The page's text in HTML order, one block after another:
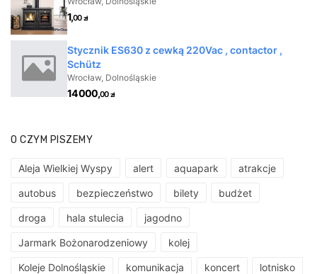
O CZYM PISZEMY
Aleja Wielkiej Wyspy alert aquapark atrakcje
autobus bezpieczeństwo bilety budżet
droga hala stulecia jagodno
Jarmark Bożonarodzeniowy kolej
Koleje Dolnośląskie komunikacja koncert lotnisko